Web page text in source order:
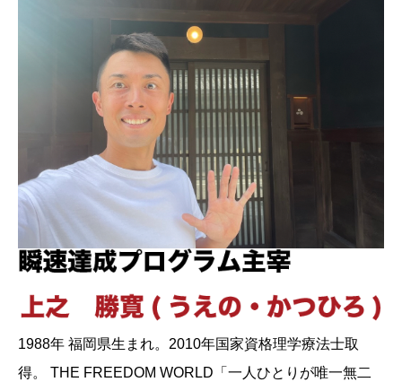
1988年 福岡県生まれ。2010年国家資格理学療法士取
得。 THE FREEDOM WORLD「一人ひとりが唯一無二